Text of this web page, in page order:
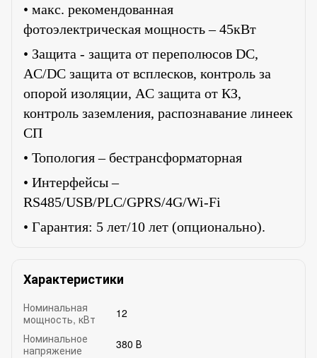
• макс. рекомендованная
фотоэлектрическая мощность – 45кВт
• Защита - защита от переполюсов DC,
AC/DC защита от всплесков, контроль за
опорой изоляции, AC защита от КЗ,
контроль заземления, распознавание линеек
СП
• Топология – бестрансформаторная
• Интерфейсы –
RS485/USB/PLC/GPRS/4G/Wi-Fi
• Гарантия: 5 лет/10 лет (опционально).
Характеристики
Номинальная
мощность, кВт
12
Номинальное
напряжение
380 В